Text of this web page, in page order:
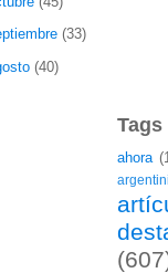
(33)
(40)
Tags
ahora